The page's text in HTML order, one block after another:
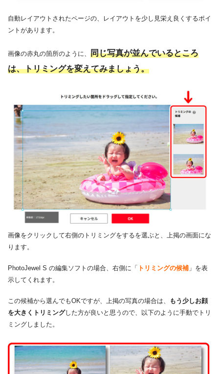
自動レイアウトされたページの、レイアウトを少し見栄え良くするポイ
ントがあります。
画像の赤丸の箇所のように、 同じ写真が並んでいるところ
は、トリミングを変えてみましょう。
画像をクリックして右側のトリミングをするを選ぶと、上掲の画面にな
ります。
PhotoJewel S の編集ソフトの場合、右側に「 トリミングの候補 」を表
示してくれます。
この候補から選んでもOKですが、上掲の写真の場合は、
もう少しお顔
を大きくトリミングした方が良いと思うので、以下のように手動でトリ
ミングしました。